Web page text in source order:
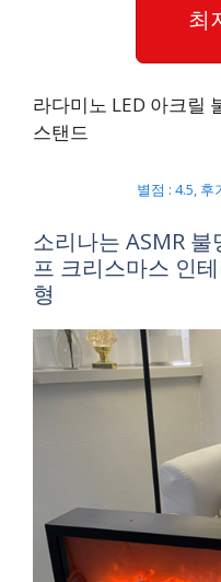
최
라다미노 LED 아크릴
스탠드
별점 : 4.5, 후
소리나는 ASMR
프 크리스마스 인
형